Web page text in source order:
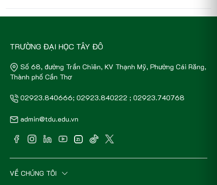
TRƯỜNG ĐẠI HỌC TÂY ĐÔ
Số 68, đường Trần Chiên, KV Thạnh Mỹ, Phường Cái Răng,
Thành phố Cần Thơ
02923.840666; 02923.840222 ; 02923.740768
admin@tdu.edu.vn
VỀ CHÚNG TÔI